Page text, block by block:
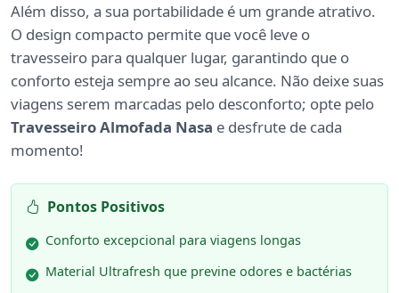
Além disso, a sua portabilidade é um grande atrativo.
O design compacto permite que você leve o
travesseiro para qualquer lugar, garantindo que o
conforto esteja sempre ao seu alcance. Não deixe suas
viagens serem marcadas pelo desconforto; opte pelo
Travesseiro Almofada Nasa e desfrute de cada
momento!
Pontos Positivos
Conforto excepcional para viagens longas
Material Ultrafresh que previne odores e bactérias